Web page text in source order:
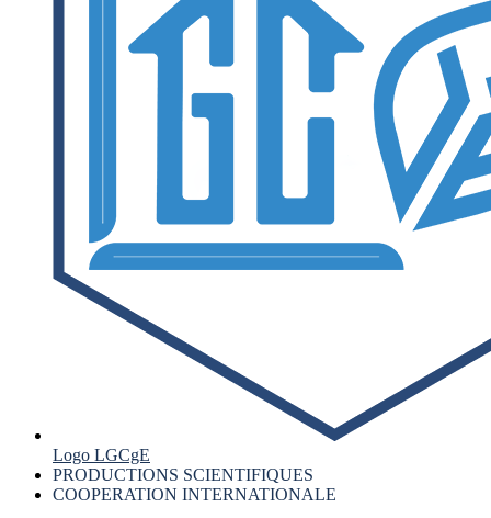
Logo LGCgE
PRODUCTIONS SCIENTIFIQUES
COOPERATION INTERNATIONALE